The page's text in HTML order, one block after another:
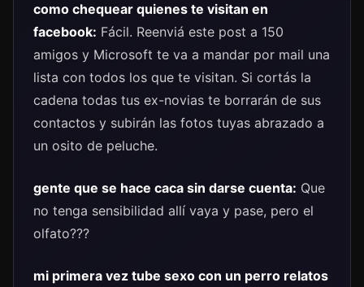
como chequear quienes te visitan en
facebook: Fácil. Reenviá este post a 150
amigos y Microsoft te va a mandar por mail una
lista con todos los que te visitan. Si cortás la
cadena todas tus ex-novias te borrarán de sus
contactos y subirán las fotos tuyas abrazado a
un osito de peluche.
gente que se hace caca sin darse cuenta: Que
no tenga sensibilidad allí vaya y pase, pero el
olfato???
mi primera vez tube sexo con un perro relatos